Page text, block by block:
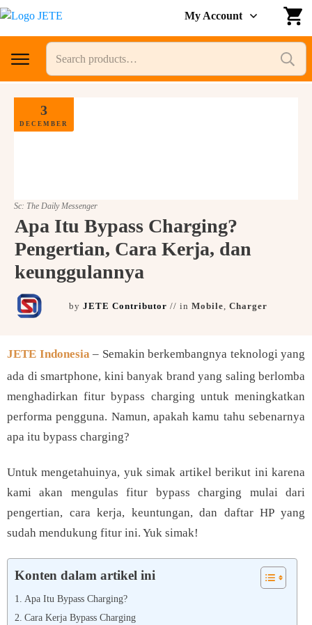
My Account
3
DECEMBER
Sc: The Daily Messenger
Apa Itu Bypass Charging?
Pengertian, Cara Kerja, dan
keunggulannya
by JETE Contributor // in Mobile, Charger
JETE Indonesia – Semakin berkembangnya teknologi yang
ada di smartphone, kini banyak brand yang saling berlomba
menghadirkan fitur bypass charging untuk meningkatkan
performa pengguna. Namun, apakah kamu tahu sebenarnya
apa itu bypass charging?
Untuk mengetahuinya, yuk simak artikel berikut ini karena
kami akan mengulas fitur bypass charging mulai dari
pengertian, cara kerja, keuntungan, dan daftar HP yang
sudah mendukung fitur ini. Yuk simak!
Konten dalam artikel ini
Apa Itu Bypass Charging?
Cara Kerja Bypass Charging
JETE Back to SCHOOL
Hemat hingga 77% + voucher Diskon 7% up to 70
KUOTA TERBATAS!